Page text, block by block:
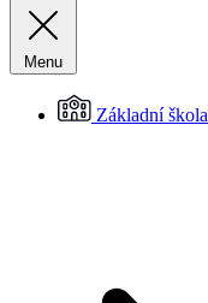
Menu
Základní škola